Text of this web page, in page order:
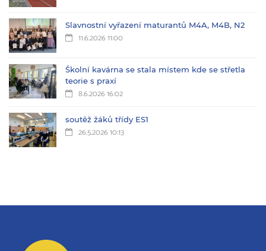
Slavnostní vyřazení maturantů M4A, M4B, N2
11.6.2026 11:00
Školní kavárna se stala místem kde se střetla
teorie s praxí
8.6.2026 16:02
soutěž žáků třídy ES1
26.5.2026 10:13